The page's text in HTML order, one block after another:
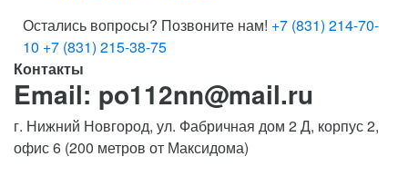
Остались вопросы? Позвоните нам! +7 (831) 214-70-
10 +7 (831) 215-38-75
Контакты
Email: po112nn@mail.ru
г. Нижний Новгород, ул. Фабричная дом 2 Д, корпус 2,
офис 6 (200 метров от Максидома)